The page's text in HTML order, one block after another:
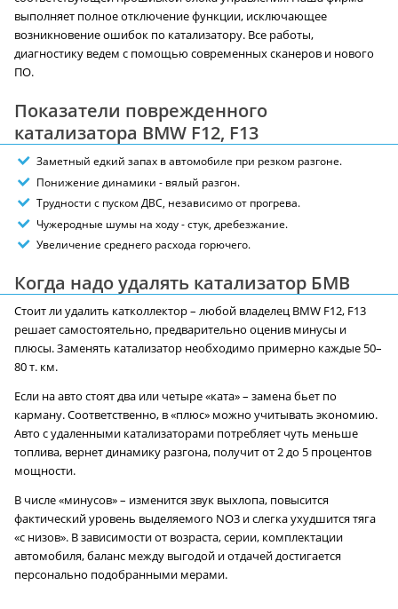
выполняет полное отключение функции, исключающее
возникновение ошибок по катализатору. Все работы,
диагностику ведем с помощью современных сканеров и нового
ПО.
Показатели поврежденного
катализатора BMW F12, F13
Заметный едкий запах в автомобиле при резком разгоне.
Понижение динамики - вялый разгон.
Трудности с пуском ДВС, независимо от прогрева.
Чужеродные шумы на ходу - стук, дребезжание.
Увеличение среднего расхода горючего.
Когда надо удалять катализатор БМВ
Стоит ли удалить катколлектор – любой владелец BMW F12, F13
решает самостоятельно, предварительно оценив минусы и
плюсы. Заменять катализатор необходимо примерно каждые 50–
80 т. км.
Если на авто стоят два или четыре «ката» – замена бьет по
карману. Соответственно, в «плюс» можно учитывать экономию.
Авто с удаленными катализаторами потребляет чуть меньше
топлива, вернет динамику разгона, получит от 2 до 5 процентов
мощности.
В числе «минусов» – изменится звук выхлопа, повысится
фактический уровень выделяемого NO3 и слегка ухудшится тяга
«с низов». В зависимости от возраста, серии, комплектации
автомобиля, баланс между выгодой и отдачей достигается
персонально подобранными мерами.